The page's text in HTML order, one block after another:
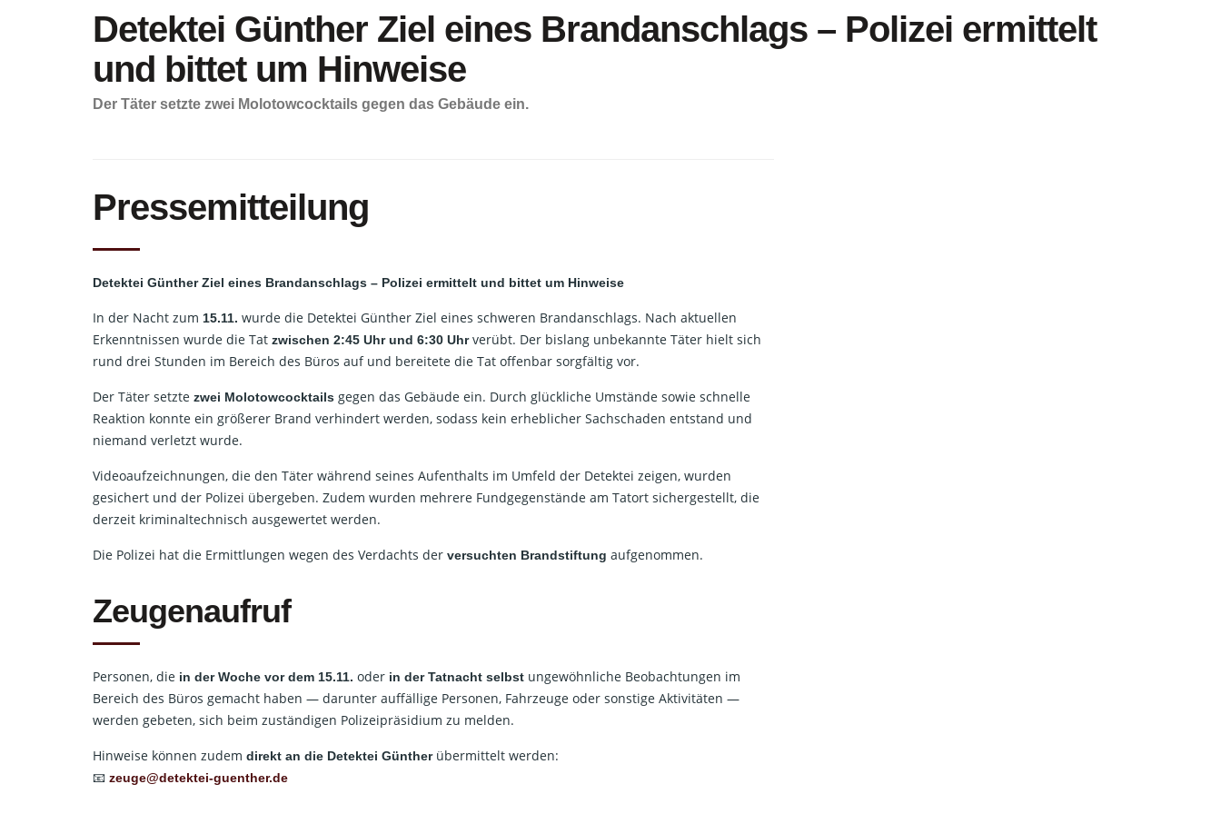
Detektei Günther Ziel eines Brandanschlags – Polizei ermittelt
und bittet um Hinweise
Der Täter setzte zwei Molotowcocktails gegen das Gebäude ein.
Pressemitteilung
Detektei Günther Ziel eines Brandanschlags – Polizei ermittelt und bittet um Hinweise
In der Nacht zum 15.11. wurde die Detektei Günther Ziel eines schweren Brandanschlags. Nach aktuellen
Erkenntnissen wurde die Tat zwischen 2:45 Uhr und 6:30 Uhrverübt. Der bislang unbekannte Täter hielt sich
rund drei Stunden im Bereich des Büros auf und bereitete die Tat offenbar sorgfältig vor.
Der Täter setzte zwei Molotowcocktails gegen das Gebäude ein. Durch glückliche Umstände sowie schnelle
Reaktion konnte ein größerer Brand verhindert werden, sodass kein erheblicher Sachschaden entstand und
niemand verletzt wurde.
Videoaufzeichnungen, die den Täter während seines Aufenthalts im Umfeld der Detektei zeigen, wurden
gesichert und der Polizei übergeben. Zudem wurden mehrere Fundgegenstände am Tatort sichergestellt, die
derzeit kriminaltechnisch ausgewertet werden.
Die Polizei hat die Ermittlungen wegen des Verdachts der versuchten Brandstiftung aufgenommen.
Zeugenaufruf
Personen, die in der Woche vor dem 15.11. oder in der Tatnacht selbst ungewöhnliche Beobachtungen im
Bereich des Büros gemacht haben — darunter auffällige Personen, Fahrzeuge oder sonstige Aktivitäten —
werden gebeten, sich beim zuständigen Polizeipräsidium zu melden.
Hinweise können zudem direkt an die Detektei Güntherübermittelt werden:
📧 zeuge@detektei-guenther.de